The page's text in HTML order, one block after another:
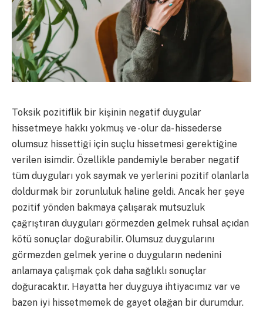
Toksik pozitiflik bir kişinin negatif duygular
hissetmeye hakkı yokmuş ve -olur da- hissederse
olumsuz hissettiği için suçlu hissetmesi gerektiğine
verilen isimdir. Özellikle pandemiyle beraber negatif
tüm duyguları yok saymak ve yerlerini pozitif olanlarla
doldurmak bir zorunluluk haline geldi. Ancak her şeye
pozitif yönden bakmaya çalışarak mutsuzluk
çağrıştıran duyguları görmezden gelmek ruhsal açıdan
kötü sonuçlar doğurabilir. Olumsuz duygularını
görmezden gelmek yerine o duyguların nedenini
anlamaya çalışmak çok daha sağlıklı sonuçlar
doğuracaktır. Hayatta her duyguya ihtiyacımız var ve
bazen iyi hissetmemek de gayet olağan bir durumdur.